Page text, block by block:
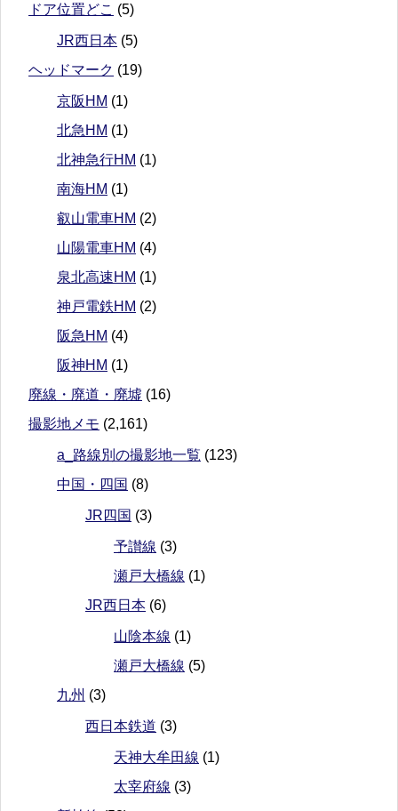
ドア位置どこ (5)
JR西日本 (5)
ヘッドマーク (19)
京阪HM (1)
北急HM (1)
北神急行HM (1)
南海HM (1)
叡山電車HM (2)
山陽電車HM (4)
泉北高速HM (1)
神戸電鉄HM (2)
阪急HM (4)
阪神HM (1)
廃線・廃道・廃墟 (16)
撮影地メモ (2,161)
a_路線別の撮影地一覧 (123)
中国・四国 (8)
JR四国 (3)
予讃線 (3)
瀬戸大橋線 (1)
JR西日本 (6)
山陰本線 (1)
瀬戸大橋線 (5)
九州 (3)
西日本鉄道 (3)
天神大牟田線 (1)
太宰府線 (3)